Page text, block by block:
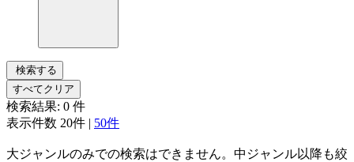
検索する
すべてクリア
検索結果: 0 件
表示件数 20件 | 50件
大ジャンルのみでの検索はできません。中ジャンル以降も絞